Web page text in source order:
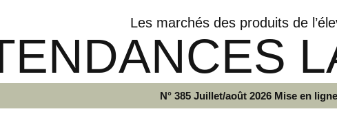
Les marchés des produits de
N° 385 Juillet/août 2026 Mise en